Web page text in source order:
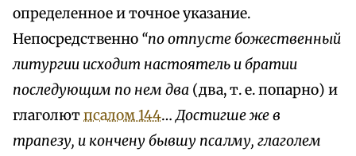
определенное и точное указание.
Непосредственно “по отпусте божественный
литургии исходит настоятель и братии
последующим по нем два (два, т. е. попарно) и
глаголютпсалом 144…Достигше же в
трапезу, и кончену бывшу псалму, глаголем